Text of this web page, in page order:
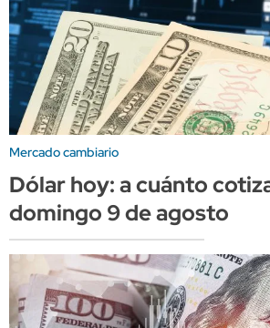
Mercado cambiario
Dólar hoy: a cuánto
domingo 9 de agosto